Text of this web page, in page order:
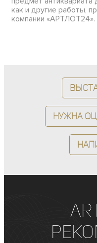
как и другие работы,
компании «АРТЛОТ24».
Нужна